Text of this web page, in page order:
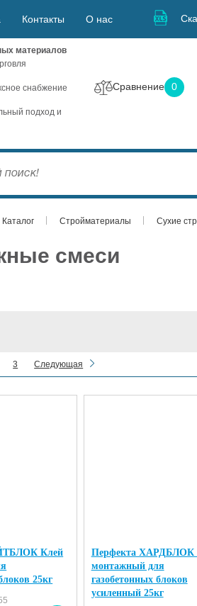
Контакты О нас
материалов
снабжение
подход и
Сравнение 0
Каталог Стройматериалы Сухие
смеси
3 Следующая
Клей
25кг
Перфекта ХАРДБЛОК
монтажный для
газобетонных блоков
усиленный 25кг